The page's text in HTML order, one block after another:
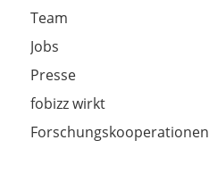
Team
Jobs
Presse
fobizz wirkt
Forschungskooperationen